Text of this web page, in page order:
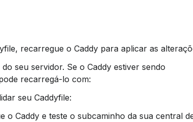
recarregue o Caddy para aplicar as
recarregá-lo com:
seu Caddyfile: